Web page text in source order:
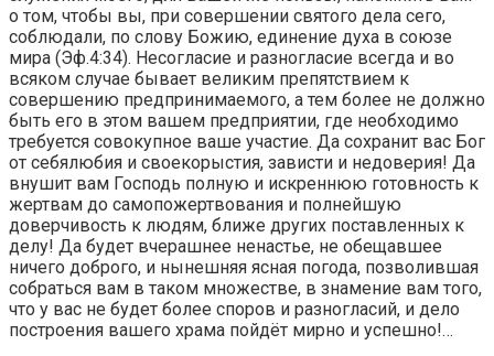
о том, чтобы вы, при совершении святого дела сего,
соблюдали, по слову Божию, единение духа в союзе
мира (Эф.4:34). Несогласие и разногласие всегда и во
всяком случае бывает великим препятствием к
совершению предпринимаемого, а тем более не должно
быть его в этом вашем предприятии, где необходимо
требуется совокупное ваше участие. Да сохранит вас Бог
от себялюбия и своекорыстия, зависти и недоверия! Да
внушит вам Господь полную и искреннюю готовность к
жертвам до самопожертвования и полнейшую
доверчивость к людям, ближе других поставленных к
делу! Да будет вчерашнее ненастье, не обещавшее
ничего доброго, и нынешняя ясная погода, позволившая
собраться вам в таком множестве, в знамение вам того,
что у вас не будет более споров и разногласий, и дело
построения вашего храма пойдёт мирно и успешно!…